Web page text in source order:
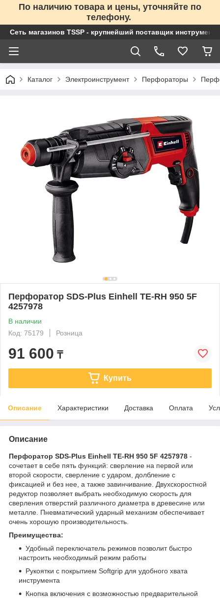
По наличию товара и цены, уточняйте по
телефону.
Сеть магазинов TSSP - крупнейший поставщик
Каталог Электроинструмент Перфораторы
Перфоратор SDS-Plus Einhell TE-RH 950 5F
4257978
В наличии
Код: 75179
Розница
91 600 ₸
Купить
Описание Характеристики Доставка Оплата
Описание
Перфоратор SDS-Plus Einhell TE-RH 950 5F 4257978 -
сочетает в себе пять функций: сверление на первой или
второй скорости, сверление с ударом, долбление с
фиксацией и без нее, а также завинчивание. Двухскоростной
редуктор позволяет выбрать необходимую скорость для
сверления отверстий различного диаметра в древесине или
металле. Пневматический ударный механизм обеспечивает
очень хорошую производительность.
Преимущества:
Удобный переключатель режимов позволит быстро
настроить необходимый режим работы
Рукоятки с покрытием Softgrip для удобного хвата
инструмента
Кнопка включения с возможностью предварительной